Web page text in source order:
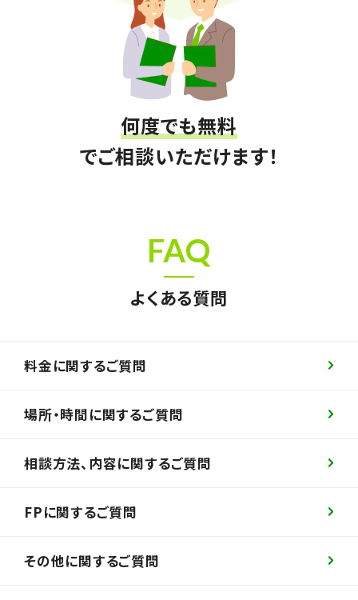
何度でも無料
でご相談いただけます！
FAQ
よくある質問
料金に関するご質問
場所・時間に関するご質問
相談方法、内容に関するご質問
FPに関するご質問
その他に関するご質問